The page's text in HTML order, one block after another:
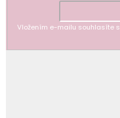
Vložením e-mailu souhlasíte s